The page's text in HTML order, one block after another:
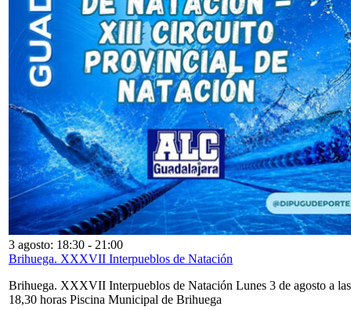
3 agosto: 18:30 - 21:00
Brihuega. XXXVII Interpueblos de Natación
Brihuega. XXXVII Interpueblos de Natación Lunes 3 de agosto a las
18,30 horas Piscina Municipal de Brihuega